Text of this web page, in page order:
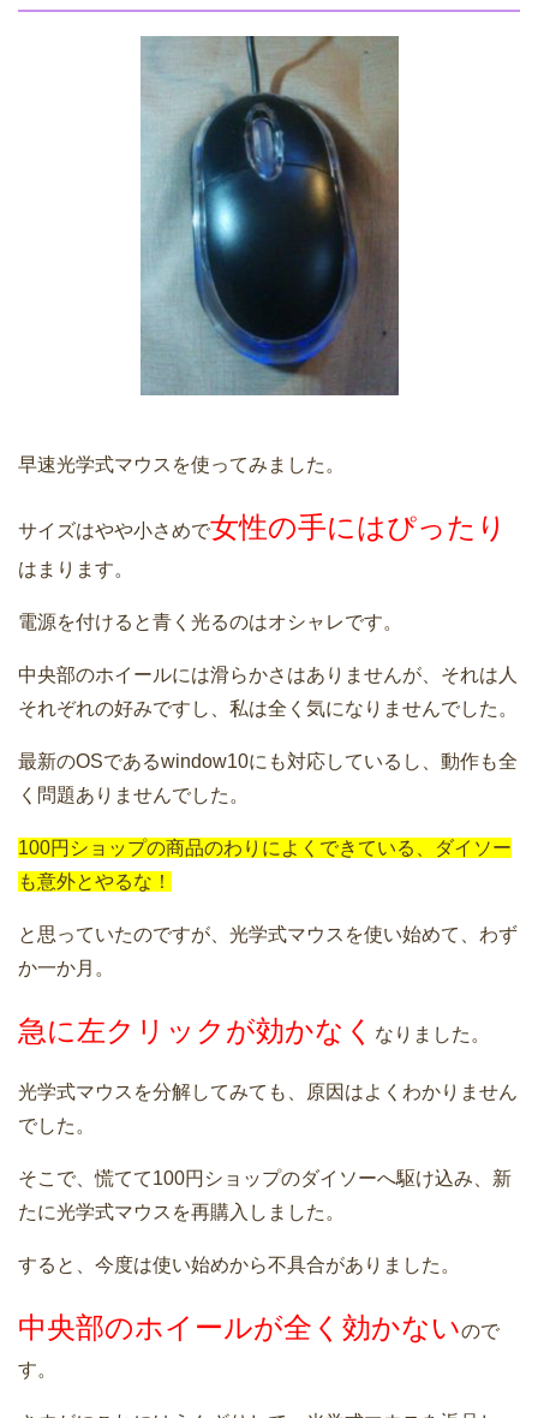
早速光学式マウスを使ってみました。
サイズはやや小さめで女性の手にはぴったり
はまります。
電源を付けると青く光るのはオシャレです。
中央部のホイールには滑らかさはありませんが、それは人
それぞれの好みですし、私は全く気になりませんでした。
最新のOSであるwindow10にも対応しているし、動作も全
く問題ありませんでした。
100円ショップの商品のわりによくできている、ダイソー
も意外とやるな！
と思っていたのですが、光学式マウスを使い始めて、わず
か一か月。
急に左クリックが効かなく なりました。
光学式マウスを分解してみても、原因はよくわかりません
でした。
そこで、慌てて100円ショップのダイソーへ駆け込み、新
たに光学式マウスを再購入しました。
すると、今度は使い始めから不具合がありました。
中央部のホイールが全く効かないので
す。